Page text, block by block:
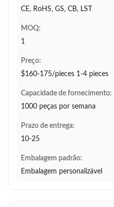
CE, RoHS, GS, CB, LST
MOQ:
1
Preço:
$160-175/pieces 1-4 pieces
Capacidade de fornecimento:
1000 peças por semana
Prazo de entrega:
10-25
Embalagem padrão:
Embalagem personalizável